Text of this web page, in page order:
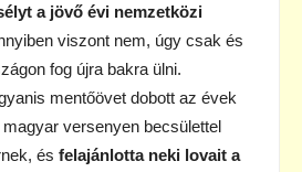
a jövő évi nemzetközi
viszont nem, úgy csak és
fog újra bakra ülni.
mentőövet dobott az évek
versenyen becsülettel
és felajánlotta neki lovait a